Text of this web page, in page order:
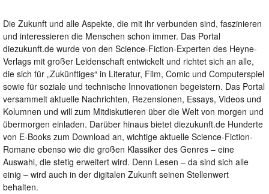
Die Zukunft und alle Aspekte, die mit ihr verbunden sind, faszinieren
und interessieren die Menschen schon immer. Das Portal
diezukunft.de wurde von den Science-Fiction-Experten des Heyne-
Verlags mit großer Leidenschaft entwickelt und richtet sich an alle,
die sich für „Zukünftiges“ in Literatur, Film, Comic und Computerspiel
sowie für soziale und technische Innovationen begeistern. Das Portal
versammelt aktuelle Nachrichten, Rezensionen, Essays, Videos und
Kolumnen und will zum Mitdiskutieren über die Welt von morgen und
übermorgen einladen. Darüber hinaus bietet diezukunft.de Hunderte
von E-Books zum Download an, wichtige aktuelle Science-Fiction-
Romane ebenso wie die großen Klassiker des Genres – eine
Auswahl, die stetig erweitert wird. Denn Lesen – da sind sich alle
einig – wird auch in der digitalen Zukunft seinen Stellenwert
behalten.